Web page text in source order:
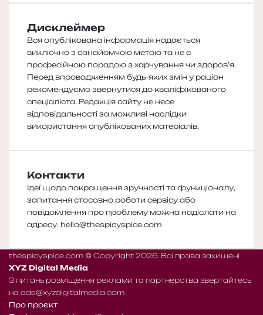
Дисклеймер
Вся опублікована інформація надається
виключно з ознайомчою метою та не є
професійною порадою з харчування чи здоров’я.
Перед впровадженням будь-яких змін у раціон
рекомендуємо звернутися до кваліфікованого
спеціаліста. Редакція сайту не несе
відповідальності за можливі наслідки
використання опублікованих матеріалів.
Контакти
Ідеї щодо покращення зручності та функціоналу,
запитання стосовно роботи сервісу або
повідомлення про проблему можна надіслати на
адресу: hello@thespicyspice.com
thespicyspice.com © Copyright 2026. Всі права захищені
XYZ Digital Media
З питань розміщення реклами та партнерства звертайтесь
на ads@xyzdigitalmedia.com
Про проєкт